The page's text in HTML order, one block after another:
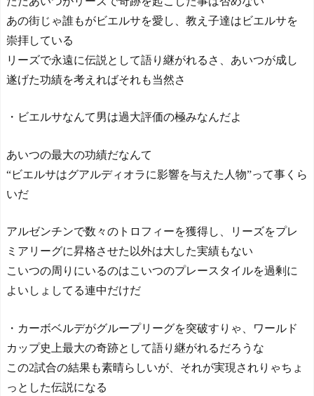
あの街じゃ誰もがビエルサを愛し、教え子達はビエルサを
崇拝している
リーズで永遠に伝説として語り継がれるさ、あいつが成し
遂げた功績を考えればそれも当然さ
・ビエルサなんて男は過大評価の極みなんだよ
あいつの最大の功績だなんて
“ビエルサはグアルディオラに影響を与えた人物”って事くら
いだ
アルゼンチンで数々のトロフィーを獲得し、リーズをプレ
ミアリーグに昇格させた以外は大した実績もない
こいつの周りにいるのはこいつのプレースタイルを過剰に
よいしょしてる連中だけだ
・カーボベルデがグループリーグを突破すりゃ、ワールド
カップ史上最大の奇跡として語り継がれるだろうな
この2試合の結果も素晴らしいが、それが実現されりゃちょ
っとした伝説になる